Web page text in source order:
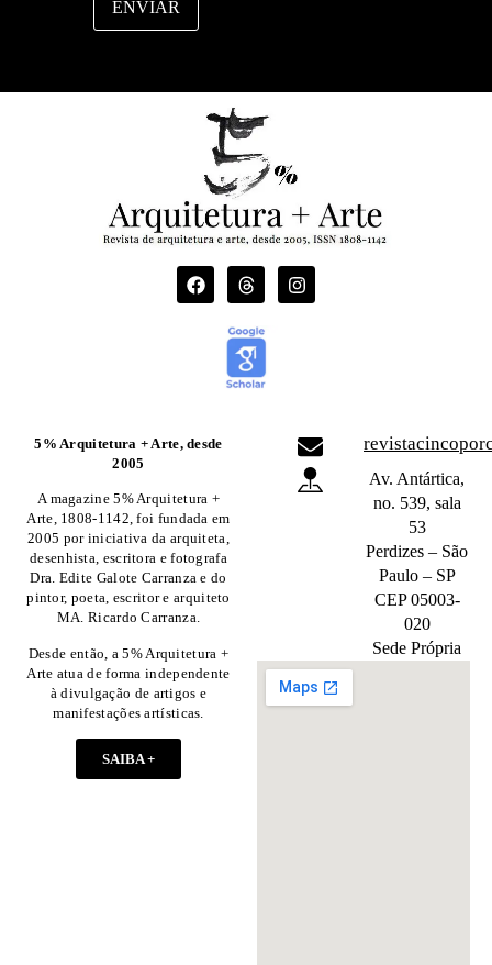
ENVIAR
5% Arquitetura + Arte, desde
2005
A magazine 5% Arquitetura +
Arte, 1808-1142, foi fundada em
2005 por iniciativa da arquiteta,
desenhista, escritora e fotografa
Dra. Edite Galote Carranza e do
pintor, poeta, escritor e arquiteto
MA. Ricardo Carranza.
Desde então, a 5% Arquitetura +
Arte atua de forma independente
à divulgação de artigos e
manifestações artísticas.
SAIBA +
Av. Antártica,
no. 539, sala
53
Perdizes – São
Paulo – SP
CEP 05003-
020
Sede Própria